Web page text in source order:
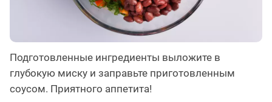
Подготовленные ингредиенты выложите в
глубокую миску и заправьте приготовленным
соусом. Приятного аппетита!